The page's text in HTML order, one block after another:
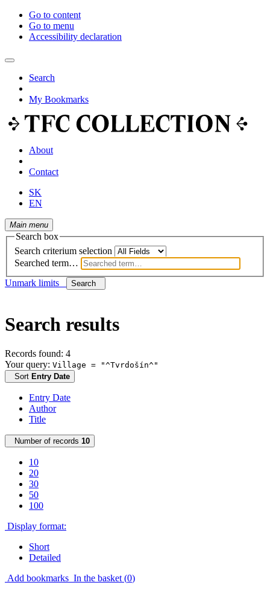
Go to content
Go to menu
Accessibility declaration
Search
My Bookmarks
About
Contact
SK
EN
Main menu
Search box
Search criterium selection
Searched term…
Unmark limits
Search
Search results
Records found: 4
Your query: Village = "^Tvrdošín^"
Sort Entry Date
Entry Date
Author
Title
Number of records 10
10
20
30
50
100
Display format:
Short
Detailed
Add bookmarks In the basket (0)